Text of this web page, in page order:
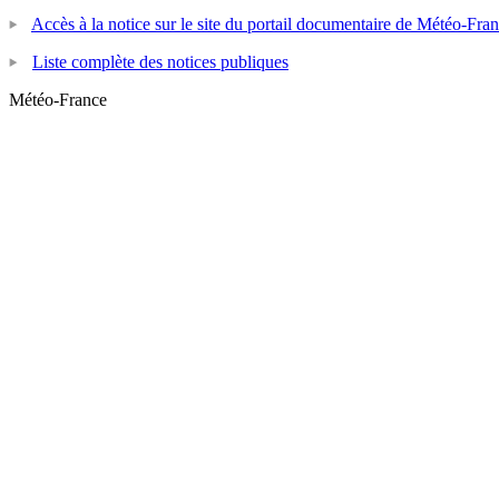
Accès à la notice sur le site du portail documentaire de Météo-
Liste complète des notices publiques
Météo-France